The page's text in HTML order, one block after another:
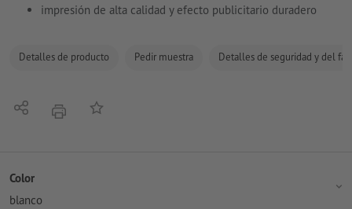
impresión de alta calidad y efecto publicitario duradero
Detalles de producto Pedir muestra Detalles de seguridad y del
CompartirimprimirAñadir a lista de favoritos
Color
blanco